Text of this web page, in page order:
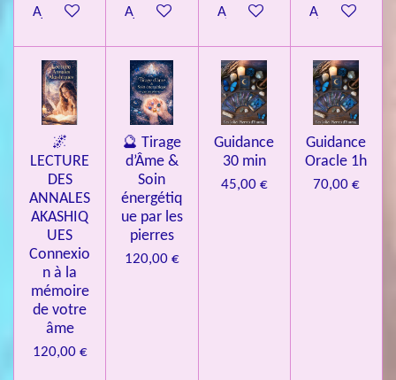
Ajouter au panierAjouter au panierAjouter au panierAjouter au
🌌
LECTURE
DES
ANNALES
AKASHIQ
UES
Connexio
n à la
mémoire
de votre
âme
120,00 €
🔮 Tirage
d’Âme &
Soin
énergétiq
ue par les
pierres
120,00 €
Guidance
30 min
45,00 €
Guidance
Oracle 1h
70,00 €